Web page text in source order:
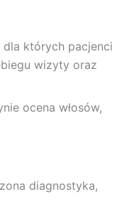
dla których pacjenci
wizyty oraz
ocena włosów,
diagnostyka,